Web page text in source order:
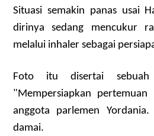
Situasi semakin panas usai
dirinya sedang mencukur
melalui inhaler sebagai
Foto itu disertai sebuah
"Mempersiapkan pertemuan
anggota parlemen
damai.